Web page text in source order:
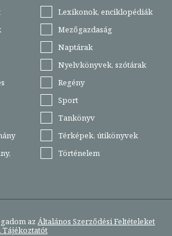
Lexikonok, enciklopédiák
Mezőgazdaság
Naptárak
Nyelvkönyvek, szótárak
Regény
Sport
Tankönyv
Térképek, útikönyvek
Történelem
az Általános Szerződési Feltételeket
Tájékoztatót